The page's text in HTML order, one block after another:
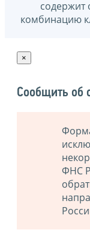
содержит
комбинацию
×
Сообщить об
ФНС